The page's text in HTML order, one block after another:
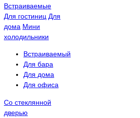
Встраиваемые
Для гостиниц Для
дома Мини
холодильники
Встраиваемый
Для бара
Для дома
Для офиса
Со стеклянной
дверью